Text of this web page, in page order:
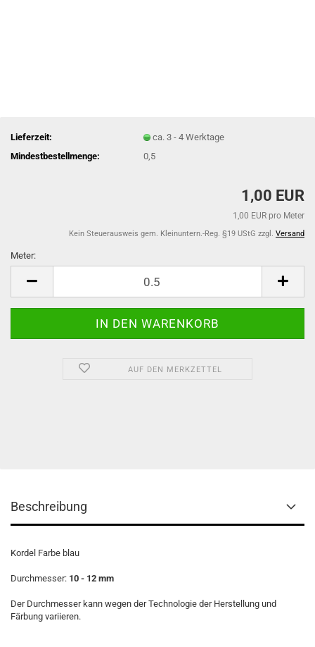
Lieferzeit:
ca. 3 - 4 Werktage
Mindestbestellmenge:
0,5
1,00 EUR
1,00 EUR pro Meter
Kein Steuerausweis gem. Kleinuntern.-Reg. §19 UStG zzgl. Versand
Meter:
AUF DEN MERKZETTEL
Beschreibung
Kordel Farbe blau
Durchmesser: 10 - 12 mm
Der Durchmesser kann wegen der Technologie der Herstellung und
Färbung variieren.